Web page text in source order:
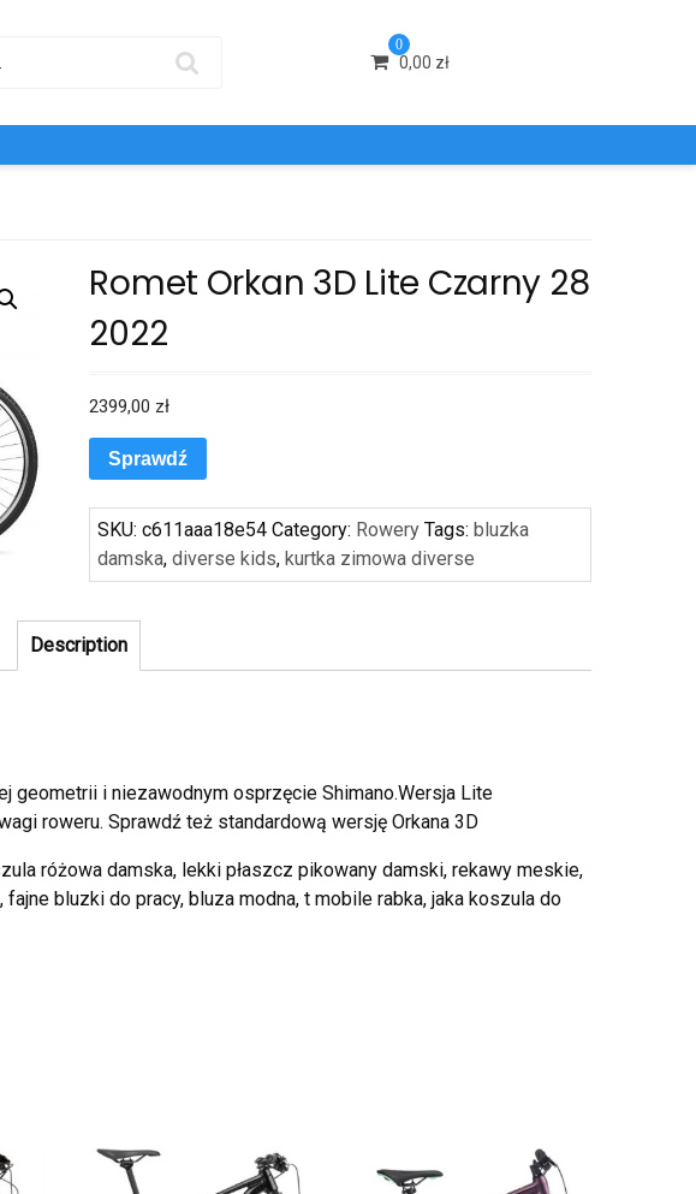
0
0,00 zł
Romet Orkan 3D Lite Czarny 28
2022
2399,00 zł
Sprawdź
SKU:c611aaa18e54 Category: Rowery Tags:bluzka
damska,diverse kids,kurtka zimowa diverse
Description
geometrii i niezawodnym osprzęcie Shimano.Wersja Lite
roweru. Sprawdź też standardową wersję Orkana 3D
różowa damska, lekki płaszcz pikowany damski, rekawy meskie,
bluzki do pracy, bluza modna, t mobile rabka, jaka koszula do